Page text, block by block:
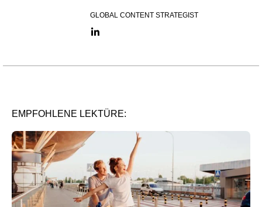
GLOBAL CONTENT STRATEGIST
LinkedIn link
EMPFOHLENE LEKTÜRE: